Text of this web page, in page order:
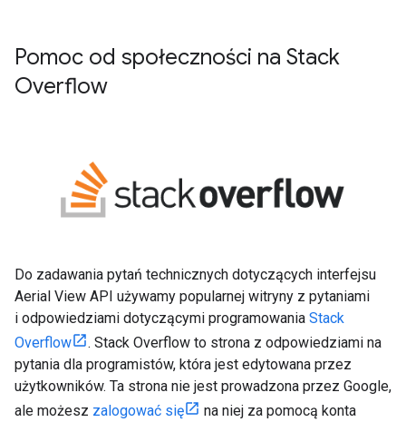
Pomoc od społeczności na Stack
Overflow
Do zadawania pytań technicznych dotyczących interfejsu
Aerial View API używamy popularnej witryny z pytaniami
i odpowiedziami dotyczącymi programowania Stack
Overflow
. Stack Overflow to strona z odpowiedziami na
pytania dla programistów, która jest edytowana przez
użytkowników. Ta strona nie jest prowadzona przez Google,
ale możesz zalogować się
na niej za pomocą konta